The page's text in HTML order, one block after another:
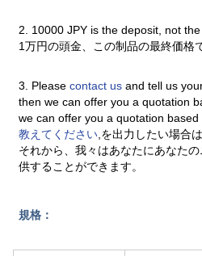
2. 10000 JPY is the deposit, not
1万円の頭金、この制品の最終価格
3. Pleasecontact usand tell us
then we can offer you a quotation
we can offer you a quotation based
教えてください ,を出力したい場合
それから、我々はあなたにあなた
供することができます。
規格：